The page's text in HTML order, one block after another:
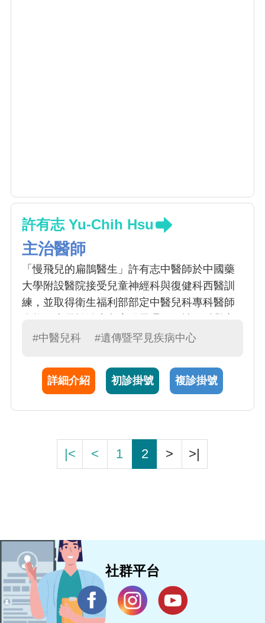
許有志 Yu-Chih Hsu
主治醫師
「慢飛兒的扁鵲醫生」許有志中醫師於中國藥
大學附設醫院接受兒童神經科與復健科西醫訓
練，並取得衛生福利部部定中醫兒科專科醫師
智科疾病。許有志中醫師針對發展遲緩兒童獨
畫)，透過口服中藥、傳統針灸、雷射針灸、小
兒推拿、穴位敷貼、中藥藥浴六大中醫治療方
療法加入罕見疾病孩童的照護中，提供罕病孩
童更完整的全人照護。
#中醫兒科 #遺傳暨罕見疾病中心
詳細介紹 初診掛號 複診掛號
|< < 1 2 > >|
社群平台